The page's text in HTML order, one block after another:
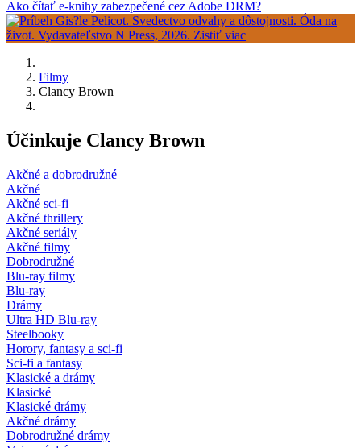
Ako čítať e-knihy zabezpečené cez Adobe DRM?
Filmy
Clancy Brown
Účinkuje Clancy Brown
Akčné a dobrodružné
Akčné
Akčné sci-fi
Akčné thrillery
Akčné seriály
Akčné filmy
Dobrodružné
Blu-ray filmy
Blu-ray
Drámy
Ultra HD Blu-ray
Steelbooky
Horory, fantasy a sci-fi
Sci-fi a fantasy
Klasické a drámy
Klasické
Klasické drámy
Akčné drámy
Dobrodružné drámy